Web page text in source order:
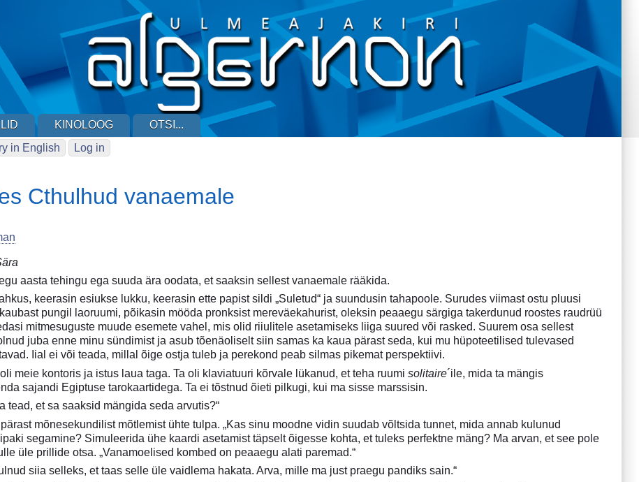
KINOLOOG
OTSI...
in English Log in
Cthulhud vanaemale
aasta tehingu ega suuda ära oodata, et saaksin sellest vanaemale rääkida.
keerasin esiukse lukku, keerasin ette papist sildi „Suletud“ ja suundusin tahapoole. Surudes viimast ostu pluusi
pungil laoruumi, põikasin mööda pronksist mereväekahurist, oleksin peaaegu särgiga takerdunud roostes raudrüü
mitmesuguste muude esemete vahel, mis olid riiulitele asetamiseks liiga suured või rasked. Suurem osa sellest
juba enne minu sündimist ja asub tõenäoliselt siin samas ka kaua pärast seda, kui mu hüpoteetilised tulevased
Iial ei või teada, millal õige ostja tuleb ja perekond peab silmas pikemat perspektiivi.
meie kontoris ja istus laua taga. Ta oli klaviatuuri kõrvale lükanud, et teha ruumisolitaire´ile, mida ta mängis
sajandi Egiptuse tarokaartidega. Ta ei tõstnud õieti pilkugi, kui ma sisse marssisin.
tead, et sa saaksid mängida seda arvutis?“
mõnesekundilist mõtlemist ühte tulpa. „Kas sinu moodne vidin suudab võltsida tunnet, mida annab kulunud
segamine? Simuleerida ühe kaardi asetamist täpselt õigesse kohta, et tuleks perfektne mäng? Ma arvan, et see pole
üle prillide otsa. „Vanamoelised kombed on peaaegu alati paremad.“
siia selleks, et taas selle üle vaidlema hakata. Arva, mille ma just praegu pandiks sain.“